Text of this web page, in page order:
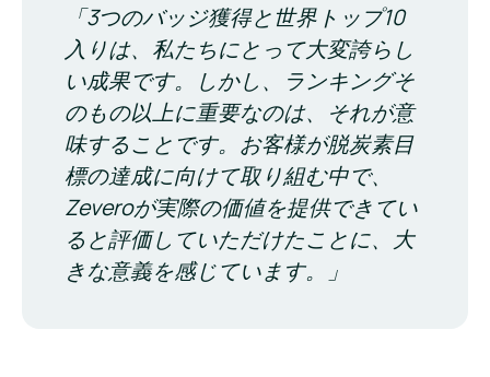
「3つのバッジ獲得と世界トップ10
入りは、私たちにとって大変誇らし
い成果です。しかし、ランキングそ
のもの以上に重要なのは、それが意
味することです。お客様が脱炭素目
標の達成に向けて取り組む中で、
Zeveroが実際の価値を提供できてい
ると評価していただけたことに、大
きな意義を感じています。」